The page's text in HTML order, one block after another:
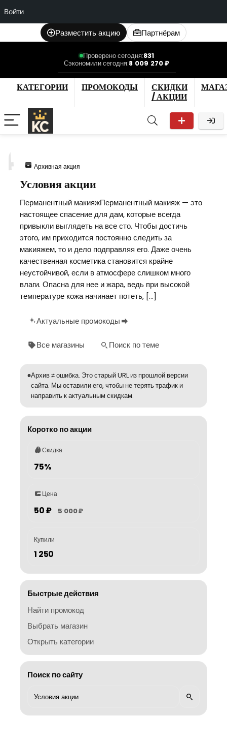
Войти
Разместить акцию Партнёрам
Проверено сегодня:831
Сэкономили сегодня:8 009 270 ₽
КАТЕГОРИИ ПРОМОКОДЫ
СКИДКИ
/ АКЦИИ
Архивная акция
Условия акции
Перманентный макияжПерманентный макияж — это
настоящее спасение для дам, которые всегда
привыкли выглядеть на все сто. Чтобы достичь
этого, им приходится постоянно следить за
макияжем, то и дело подправляя его. Даже очень
качественная косметика становится крайне
неустойчивой, если в атмосфере слишком много
влаги. Опасна для нее и жара, ведь при высокой
температуре кожа начинает потеть, […]
Актуальные промокоды
Все магазины Поиск по теме
Архив ≠ ошибка. Это старый URL из прошлой версии
сайта. Мы оставили его, чтобы не терять трафик и
направить к актуальным скидкам.
Коротко по акции
Скидка
75%
Цена
50 ₽ 5 000 ₽
Купили
1 250
Быстрые действия
Найти промокод
Выбрать магазин
Открыть категории
Поиск по сайту